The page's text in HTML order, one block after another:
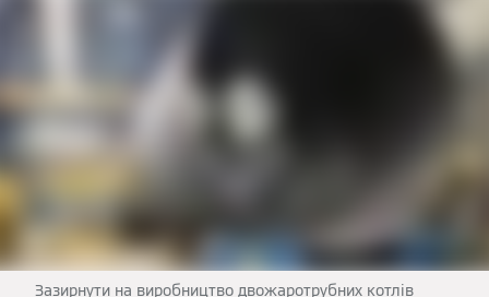
Зазирнути на виробництво двожаротрубних котлів